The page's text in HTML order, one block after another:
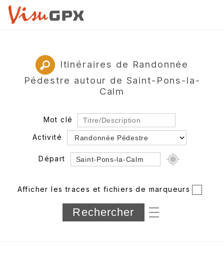
Itinéraires de Randonnée
Pédestre autour de Saint-Pons-la-
Calm
Mot clé
Activité
Départ
Département
Longueur min/max
Afficher les traces et fichiers de marqueurs